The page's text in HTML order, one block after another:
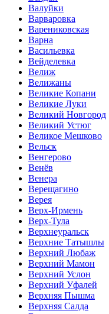
Валуйки
Варваровка
Варениковская
Варна
Васильевка
Вейделевка
Велиж
Велижаны
Великие Копани
Великие Луки
Великий Новгород
Великий Устюг
Великое Мешково
Вельск
Венгерово
Венёв
Венера
Верещагино
Верея
Верх-Ирмень
Верх-Тула
Верхнеуральск
Верхние Татышлы
Верхний Любаж
Верхний Мамон
Верхний Услон
Верхний Уфалей
Верхняя Пышма
Верхняя Салда